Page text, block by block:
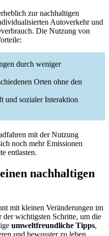
zur nachhaltigen
Autoverkehr und
Die Nutzung von
durch weniger
Orten ohne den
und sozialer Interaktion
mit der Nutzung
noch mehr Emissionen
entlasten.
nachhaltigen
mit kleinen Veränderungen im
der wichtigsten Schritte, um die
umweltfreundliche Tipps,
und bewusster zu leben.